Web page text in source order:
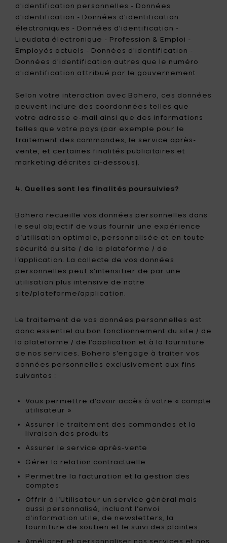
d'identification personnelles - Données
d'identification - Données d'identification
électroniques - Données d'identification -
Lieudata électronique - Profession & Emploi -
Employés actuels - Données d'identification -
Données d'identification autres que le numéro
d'identification attribué par le gouvernement
Selon votre interaction avec Bohero, ces données
peuvent inclure des coordonnées telles que
votre adresse e-mail ainsi que des informations
telles que votre pays (par exemple pour le
traitement des commandes, le service après-
vente, et certaines finalités publicitaires et
marketing décrites ci-dessous).
4. Quelles sont les finalités poursuivies?
Bohero recueille vos données personnelles dans
le seul objectif de vous fournir une expérience
d’utilisation optimale, personnalisée et en toute
sécurité du site / de la plateforme / de
l’application. La collecte de vos données
personnelles peut s’intensifier de par une
utilisation plus intensive de notre
site/plateforme/application.
Le traitement de vos données personnelles est
donc essentiel au bon fonctionnement du site / de
la plateforme / de l’application et à la fourniture
de nos services. Bohero s’engage à traiter vos
données personnelles exclusivement aux fins
suivantes :
Vous permettre d’avoir accès à votre « compte
utilisateur »
Assurer le traitement des commandes et la
livraison des produits
Assurer le service après-vente
Gérer la relation contractuelle
Permettre la facturation et la gestion des
comptes
Offrir à l’Utilisateur un service général mais
aussi personnalisé, incluant l’envoi
d’information utile, de newsletters, la
fourniture de soutien et le suivi des plaintes.
Améliorer et personnaliser nos services et nos